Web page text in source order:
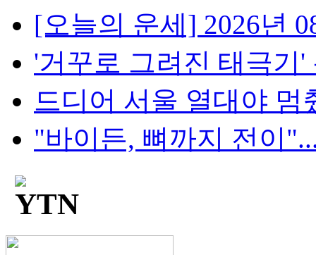
[오늘의 운세] 2026년
'거꾸로 그려진 태극기'
드디어 서울 열대야 멈
"바이든, 뼈까지 전이